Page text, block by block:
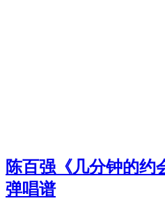
陈百强《几分钟的约
弹唱谱